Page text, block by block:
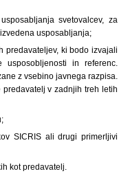
svetovalcev, za
usposabljanja;
predavateljev, ki bodo izvajali
usposobljenosti in referenc.
z vsebino javnega razpisa.
v zadnjih treh letih
SICRIS ali drugi primerljivi
kot predavatelj.